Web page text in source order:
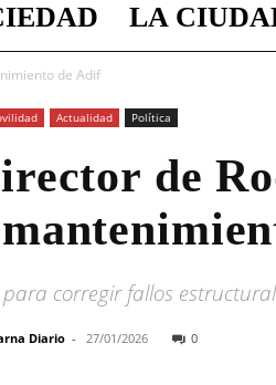
Diario
LA
de Adif
Actualidad Política
de
corregir fallos
Diario - 27/01/2026 0